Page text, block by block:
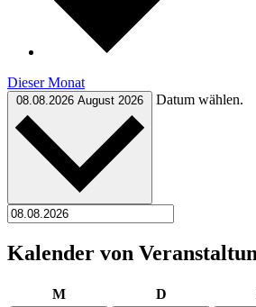
Dieser Monat
08.08.2026 August 2026 Datum wählen.
Kalender von
MMontag DDienstag